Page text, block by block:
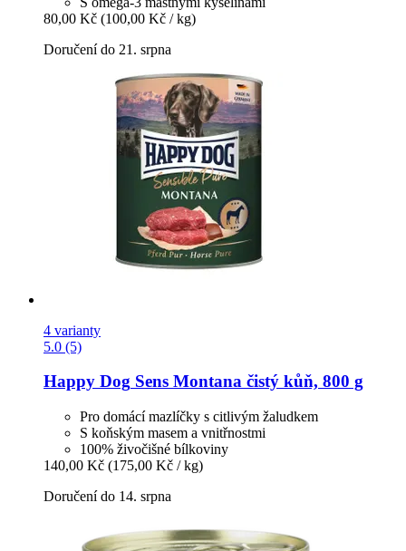
80,00 Kč (100,00 Kč / kg)
Doručení do 21. srpna
4 varianty
5.0 (5)
Happy Dog Sens Montana čistý kůň, 800 g
Pro domácí mazlíčky s citlivým žaludkem
S koňským masem a vnitřnostmi
100% živočišné bílkoviny
140,00 Kč (175,00 Kč / kg)
Doručení do 14. srpna